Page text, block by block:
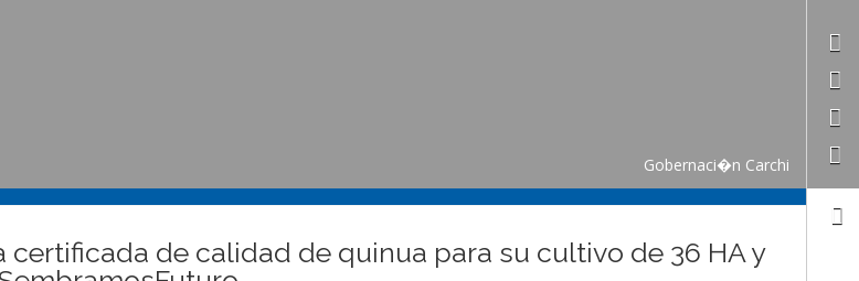
Gobernaci�n Carchi
de calidad de quinua para su cultivo de 36 HA y